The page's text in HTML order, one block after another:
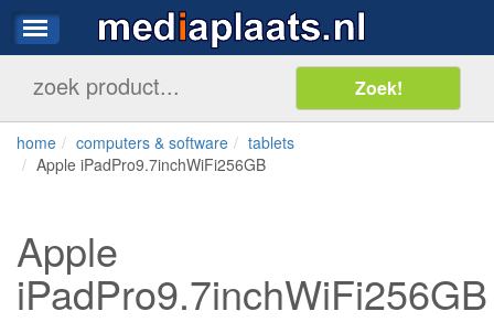
home computers & software
tablets
Apple iPadPro9.7inchWiFi256GB
Apple
iPadPro9.7inchWiFi256GB